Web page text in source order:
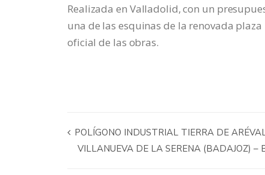
Realizada en Valladolid, con un
una de las esquinas de la renovada
oficial de las obras.
POLÍGONO INDUSTRIAL TIERRA DE
VILLANUEVA DE LA SERENA (BADAJOZ) –